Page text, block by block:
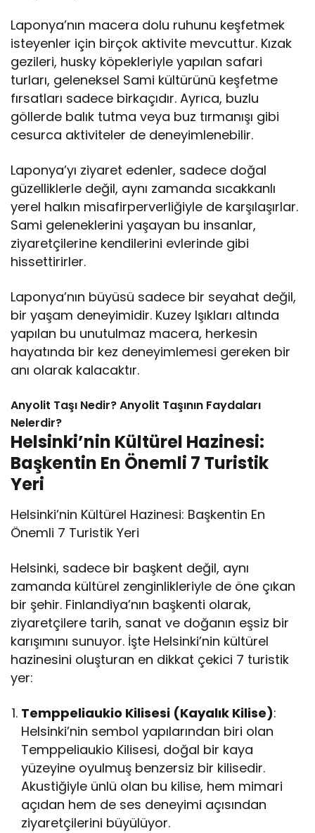
Laponya’nın macera dolu ruhunu keşfetmek
isteyenler için birçok aktivite mevcuttur. Kızak
gezileri, husky köpekleriyle yapılan safari
turları, geleneksel Sami kültürünü keşfetme
fırsatları sadece birkaçıdır. Ayrıca, buzlu
göllerde balık tutma veya buz tırmanışı gibi
cesurca aktiviteler de deneyimlenebilir.
Laponya’yı ziyaret edenler, sadece doğal
güzelliklerle değil, aynı zamanda sıcakkanlı
yerel halkın misafirperverliğiyle de karşılaşırlar.
Sami geleneklerini yaşayan bu insanlar,
ziyaretçilerine kendilerini evlerinde gibi
hissettirirler.
Laponya’nın büyüsü sadece bir seyahat değil,
bir yaşam deneyimidir. Kuzey Işıkları altında
yapılan bu unutulmaz macera, herkesin
hayatında bir kez deneyimlemesi gereken bir
anı olarak kalacaktır.
Anyolit Taşı Nedir? Anyolit Taşının Faydaları
Nelerdir?
Helsinki’nin Kültürel Hazinesi:
Başkentin En Önemli 7 Turistik
Yeri
Helsinki’nin Kültürel Hazinesi: Başkentin En
Önemli 7 Turistik Yeri
Helsinki, sadece bir başkent değil, aynı
zamanda kültürel zenginlikleriyle de öne çıkan
bir şehir. Finlandiya’nın başkenti olarak,
ziyaretçilere tarih, sanat ve doğanın eşsiz bir
karışımını sunuyor. İşte Helsinki’nin kültürel
hazinesini oluşturan en dikkat çekici 7 turistik
yer:
Temppeliaukio Kilisesi (Kayalık Kilise):
Helsinki’nin sembol yapılarından biri olan
Temppeliaukio Kilisesi, doğal bir kaya
yüzeyine oyulmuş benzersiz bir kilisedir.
Akustiğiyle ünlü olan bu kilise, hem mimari
açıdan hem de ses deneyimi açısından
ziyaretçilerini büyülüyor.